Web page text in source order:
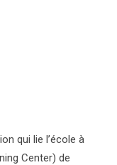
qui lie l’école à
Center) de